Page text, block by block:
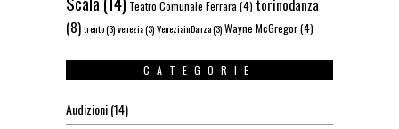
Teatro Comunale Ferrara(4) torinodanza
(8)trento(3)venezia(3)VeneziainDanza(3)Wayne McGregor(4)
CATEGORIE
Audizioni(14)